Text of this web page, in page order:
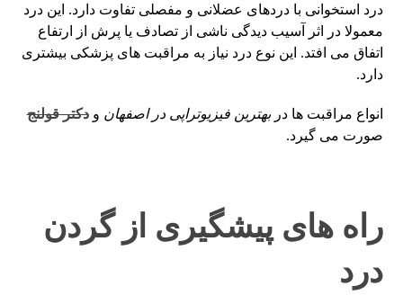
درد استخوانی با دردهای عضلانی و مفصلی تفاوت دارد. این درد
معمولا در اثر آسیب دیدگی ناشی از تصادف یا پرش از ارتفاع
اتفاق می افتد. این نوع درد نیاز به مراقبت های پزشکی بیشتری
دارد.
انواع مراقبت ها دربهترین فیزیوتراپی در اصفهان ودکتر قولنج
صورت می گیرد.
راه های پیشگیری از گردن
درد